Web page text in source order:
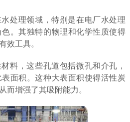
水处理领域，特别是在电厂水处理
。其独特的物理和化学性质使得
效工具。
料，这些孔道包括微孔和介孔，
面积。这种大表面积使得活性炭
而增强了其吸附能力。